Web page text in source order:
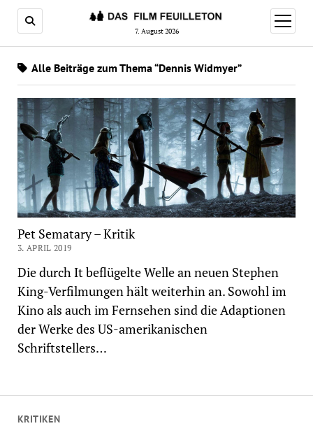
7. August 2026
Menü
öffnen
KRITIKEN
Alle Beiträge zum Thema “Dennis Widmyer”
Pet Sematary – Kritik
3. APRIL 2019
Die durch It beflügelte Welle an neuen Stephen
King-Verfilmungen hält weiterhin an. Sowohl im
Kino als auch im Fernsehen sind die Adaptionen
der Werke des US-amerikanischen
Schriftstellers…